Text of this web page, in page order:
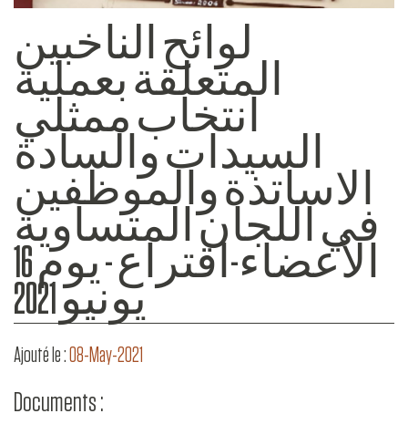
لوائح الناخبين
المتعلقة بعملية
انتخاب ممثلي
السيدات والسادة
الاساتذة والموظفين
في اللجان المتساوية
الأعضاء-اقتراع - يوم 16
يونيو 2021
Ajouté le :08-May-2021
Documents :